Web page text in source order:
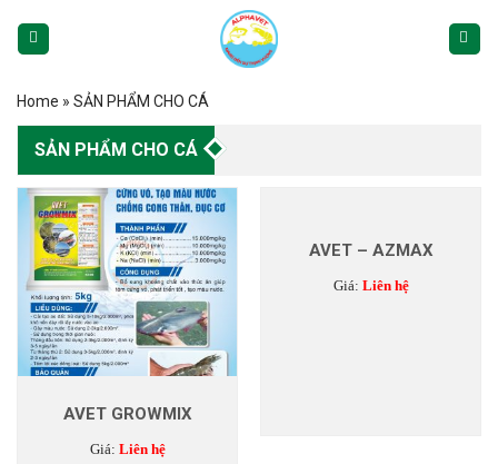
content
Home » SẢN PHẨM CHO CÁ
SẢN PHẨM CHO CÁ
AVET GROWMIX
Giá: Liên hệ
AVET – AZMAX
Giá: Liên hệ